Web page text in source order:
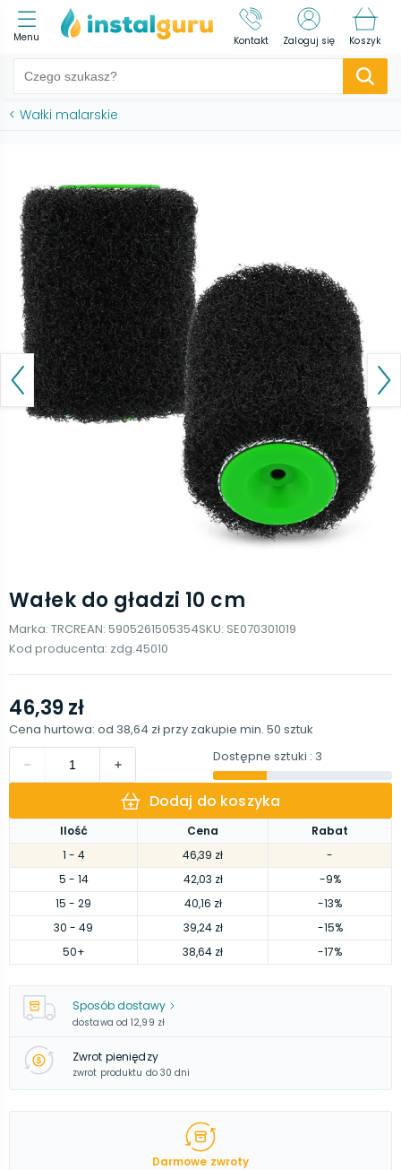
Menu Kontakt Zaloguj się Koszyk
< Wałki malarskie
Wałek do gładzi 10 cm
Marka: TRCREAN: 5905261505354SKU: SE070301019
Kod producenta: zdg.45010
Ilość Cena
Rabat
1 - 4 46,39 zł
-
5 - 14 42,03 zł
-9%
15 - 29 40,16 zł
-13%
30 - 49 39,24 zł
-15%
50+ 38,64 zł -17%
46,39 zł
Cena hurtowa: od 38,64 złprzy zakupie min. 50 sztuk
Dostępne sztuki : 3
Dodaj do koszyka
Sposób dostawy
dostawa od 12,99 zł
Zwrot pieniędzy
zwrot produktu do 30 dni
Darmowe zwroty